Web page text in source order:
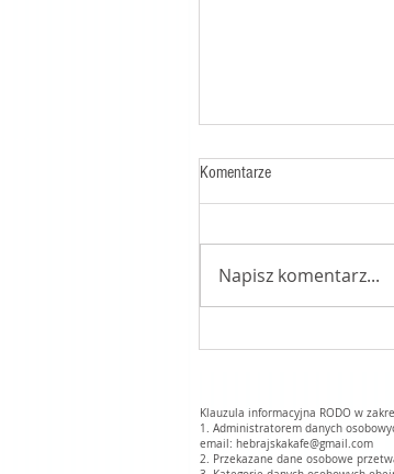
Komentarze
Napisz komentarz...
Klauzula informacyjna RODO w
1. Administratorem danych
email: hebrajskakafe@gmail.com
2. Przekazane dane osobowe